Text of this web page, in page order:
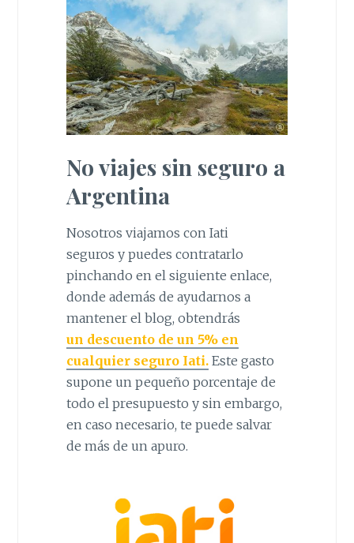
No viajes sin seguro a
Argentina
Nosotros viajamos con Iati
seguros y puedes contratarlo
pinchando en el siguiente enlace,
donde además de ayudarnos a
mantener el blog, obtendrás
un descuento de un 5% en
cualquier seguro Iati.Este gasto
supone un pequeño porcentaje de
todo el presupuesto y sin embargo,
en caso necesario, te puede salvar
de más de un apuro.